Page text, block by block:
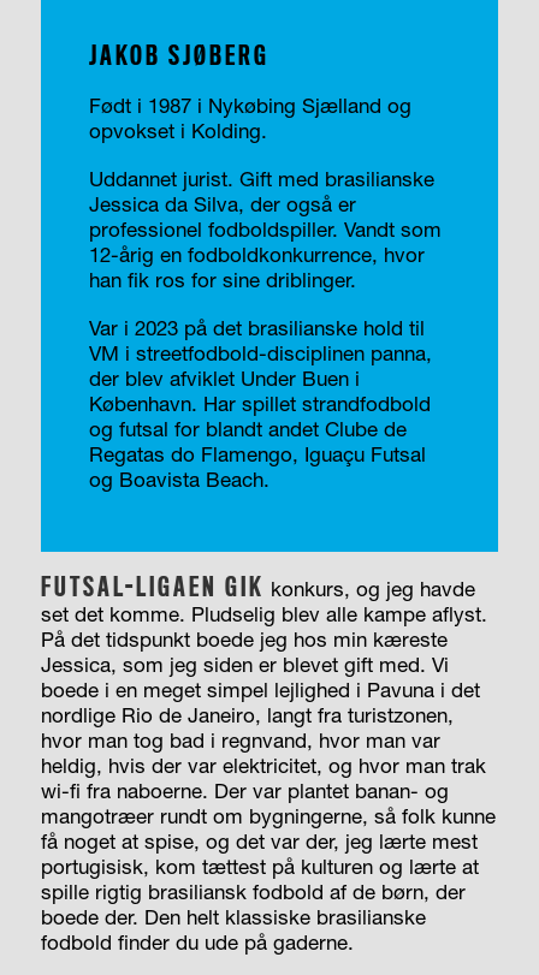
JAKOB SJØBERG
Født i 1987 i Nykøbing Sjælland og
opvokset i Kolding.
Uddannet jurist. Gift med brasilianske
Jessica da Silva, der også er
professionel fodboldspiller. Vandt som
12-årig en fodboldkonkurrence, hvor
han fik ros for sine driblinger.
Var i 2023 på det brasilianske hold til
VM i streetfodbold-disciplinen panna,
der blev afviklet Under Buen i
København. Har spillet strandfodbold
og futsal for blandt andet Clube de
Regatas do Flamengo, Iguaçu Futsal
og Boavista Beach.
FUTSAL-LIGAEN GIK konkurs, og jeg havde
set det komme. Pludselig blev alle kampe aflyst.
På det tidspunkt boede jeg hos min kæreste
Jessica, som jeg siden er blevet gift med. Vi
boede i en meget simpel lejlighed i Pavuna i det
nordlige Rio de Janeiro, langt fra turistzonen,
hvor man tog bad i regnvand, hvor man var
heldig, hvis der var elektricitet, og hvor man trak
wi-fi fra naboerne. Der var plantet banan- og
mangotræer rundt om bygningerne, så folk kunne
få noget at spise, og det var der, jeg lærte mest
portugisisk, kom tættest på kulturen og lærte at
spille rigtig brasiliansk fodbold af de børn, der
boede der. Den helt klassiske brasilianske
fodbold finder du ude på gaderne.